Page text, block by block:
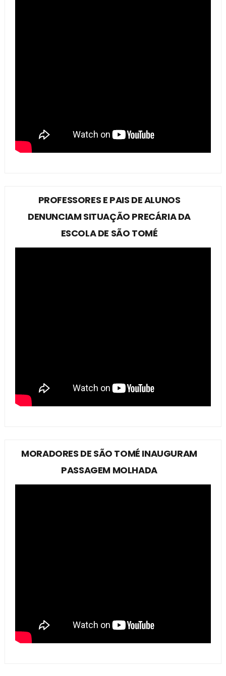
PROFESSORES E PAIS DE ALUNOS
DENUNCIAM SITUAÇÃO PRECÁRIA DA
ESCOLA DE SÃO TOMÉ
MORADORES DE SÃO TOMÉ INAUGURAM
PASSAGEM MOLHADA